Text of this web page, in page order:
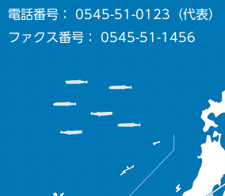
電話番号： 0545-51-0123（代表
ファクス番号： 0545-51-1456